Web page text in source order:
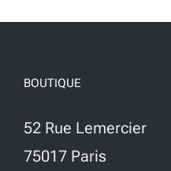
BOUTIQUE
52 Rue Lemercier
75017 Paris